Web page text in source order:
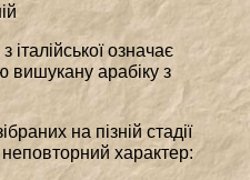
означає
вишукану арабіку з
на пізній стадії
неповторний характер: